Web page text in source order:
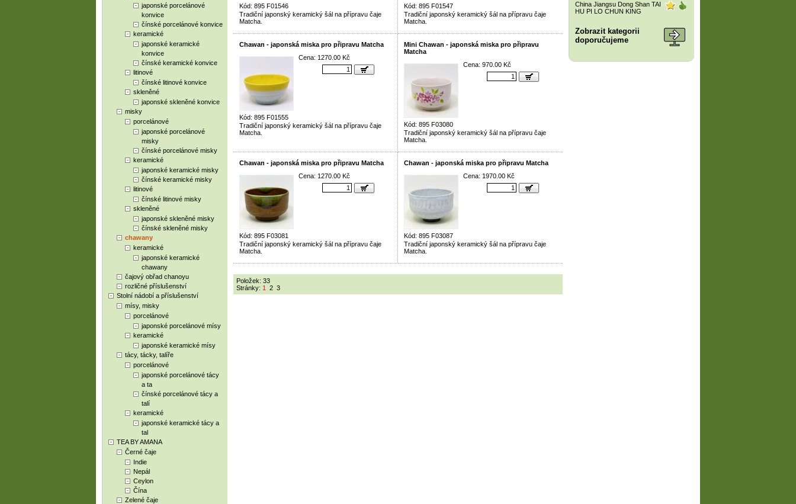
japonské porcelánové
konvice
čínské porcelánové konvice
keramické
japonské keramické
konvice
čínské keramické konvice
litinové
čínské litinové konvice
skleněné
japonské skleněné konvice
misky
porcelánové
japonské porcelánové
misky
čínské porcelánové misky
keramické
japonské keramické misky
čínské keramické misky
litinové
čínské litinové misky
skleněné
japonské skleněné misky
čínské skleněné misky
chawany
keramické
japonské keramické
chawany
čajový obřad chanoyu
rozličné příslušenství
Stolní nádobí a příslušenství
mísy, misky
porcelánové
japonské porcelánové mísy
keramické
japonské keramické mísy
tácy, tácky, talíře
porcelánové
japonské porcelánové tácy
a ta
čínské porcelánové tácy a
talí
keramické
japonské keramické tácy a
tal
TEA BY AMANA
Černé čaje
Indie
Nepál
Ceylon
Čína
Zelené čaje
Kód: 895 F01546
Tradiční japonský keramický šál na přípravu čaje
Matcha.
Kód: 895 F01547
Tradiční japonský keramický šál na přípravu čaje
Matcha.
Chawan - japonská miska pro připravu Matcha
Kód: 895 F01555
Cena: 1270.00 Kč
Tradiční japonský keramický šál na přípravu čaje
Matcha.
Mini Chawan - japonská miska pro připravu
Matcha
Kód: 895 F03080
Cena: 970.00 Kč
Tradiční japonský keramický šál na přípravu čaje
Matcha.
Chawan - japonská miska pro připravu Matcha
Kód: 895 F03081
Cena: 1270.00 Kč
Tradiční japonský keramický šál na přípravu čaje
Matcha.
Chawan - japonská miska pro připravu Matcha
Kód: 895 F03087
Cena: 1970.00 Kč
Tradiční japonský keramický šál na přípravu čaje
Matcha.
Položek: 33
Stránky: 1 2 3
China Jiangsu Dong Shan TAI
HU PI LO CHUN KING
Zobrazit kategorii
doporučujeme